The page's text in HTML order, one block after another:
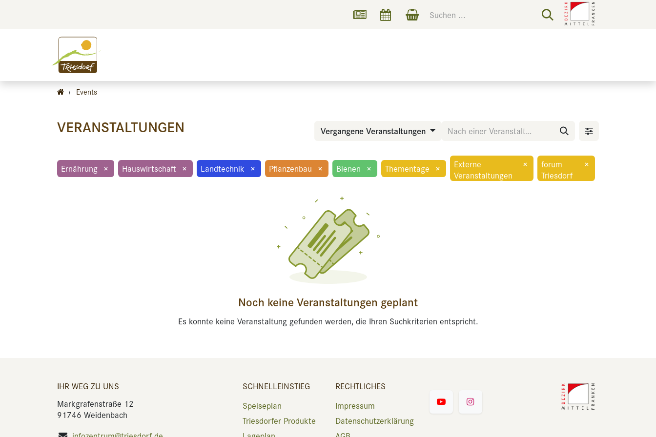
› Events
VERANSTALTUNGEN Vergangene Veranstaltungen
Ernährung × Hauswirtschaft × Landtechnik × Pflanzenbau × Bienen × Thementage ×
Externe
Veranstaltungen
×
forum
Triesdorf
×
Noch keine Veranstaltungen geplant
Es konnte keine Veranstaltung gefunden werden, die Ihren Suchkriterien entspricht.
IHR WEG ZU UNS
Markgrafenstraße 12
91746 Weidenbach
SCHNELLEINSTIEG
Speiseplan
Triesdorfer Produkte
RECHTLICHES
Impressum
Datenschutzerklärung